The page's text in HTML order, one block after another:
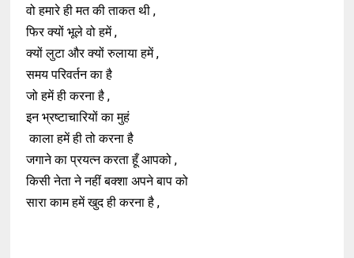
वो हमारे ही मत की ताकत थी ,
फिर क्यों भूले वो हमें ,
क्यों लुटा और क्यों रुलाया हमें ,
समय परिवर्तन का है
जो हमें ही करना है ,
इन भ्रष्टाचारियों का मुहं
काला हमें ही तो करना है
जगाने का प्रयत्न करता हूँ आपको ,
किसी नेता ने नहीं बक्शा अपने बाप को
सारा काम हमें खुद ही करना है ,